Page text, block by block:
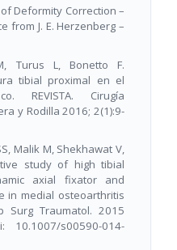
Deformity Correction –
from J. E. Herzenberg –
Turus L, Bonetto F.
tibial proximal en el
REVISTA. Cirugía
y Rodilla 2016; 2(1):9-
Malik M, Shekhawat V,
study of high tibial
axial fixator and
in medial osteoarthritis
Surg Traumatol. 2015
10.1007/s00590-014-